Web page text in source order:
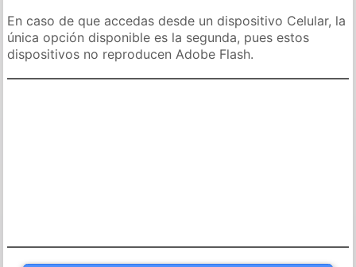
En caso de que accedas desde un dispositivo Celular, la
única opción disponible es la segunda, pues estos
dispositivos no reproducen Adobe Flash.